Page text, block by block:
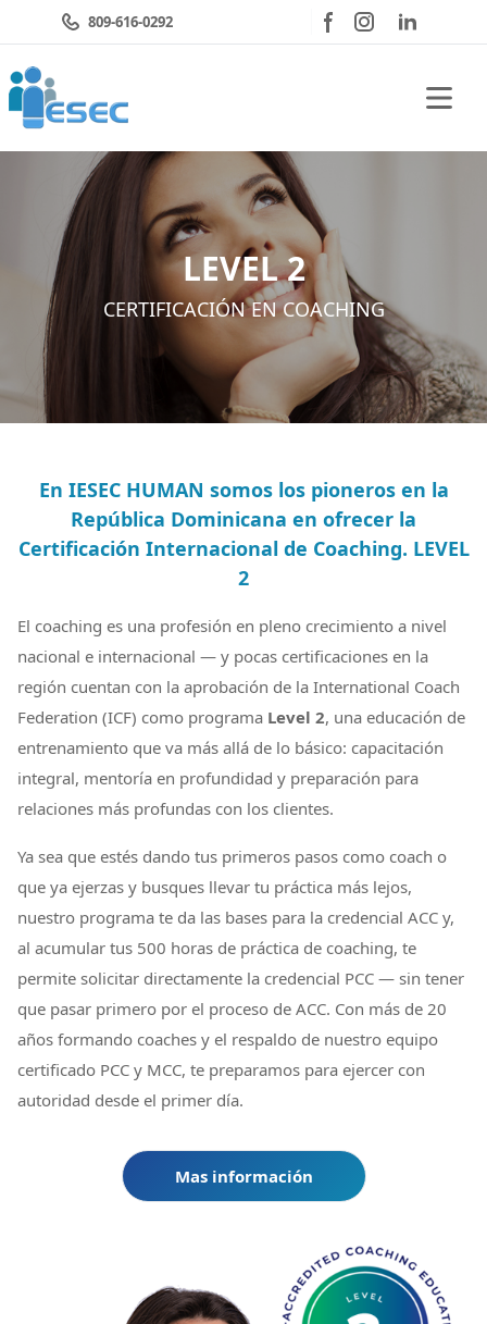
809-616-0292
Open
LEVEL 2
CERTIFICACIÓN EN COACHING
En IESEC HUMAN somos los pioneros en la
República Dominicana en ofrecer la
Certificación Internacional de Coaching. LEVEL
2
El coaching es una profesión en pleno crecimiento a nivel
nacional e internacional — y pocas certificaciones en la
región cuentan con la aprobación de la International Coach
Federation (ICF) como programa Level 2, una educación de
entrenamiento que va más allá de lo básico: capacitación
integral, mentoría en profundidad y preparación para
relaciones más profundas con los clientes.
Ya sea que estés dando tus primeros pasos como coach o
que ya ejerzas y busques llevar tu práctica más lejos,
nuestro programa te da las bases para la credencial ACC y,
al acumular tus 500 horas de práctica de coaching, te
permite solicitar directamente la credencial PCC — sin tener
que pasar primero por el proceso de ACC. Con más de 20
años formando coaches y el respaldo de nuestro equipo
certificado PCC y MCC, te preparamos para ejercer con
autoridad desde el primer día.
Mas información